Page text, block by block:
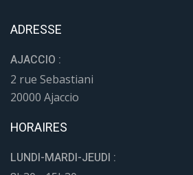
ADRESSE
AJACCIO :
2 rue Sebastiani
20000 Ajaccio
HORAIRES
LUNDI-MARDI-JEUDI :